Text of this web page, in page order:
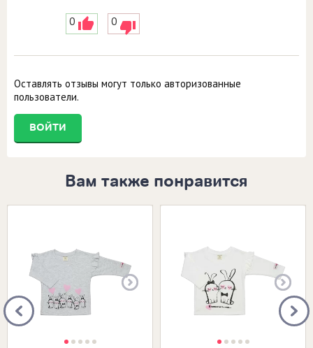
0 0
Оставлять отзывы могут только авторизованные
пользователи.
ВОЙТИ
Вам также понравится